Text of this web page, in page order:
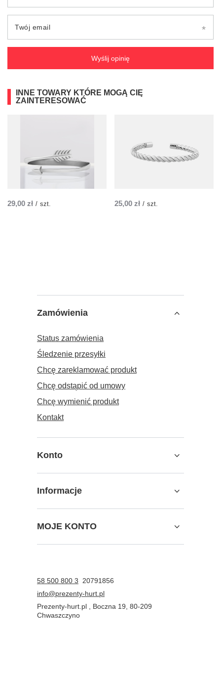
Twój email
Wyślij opinię
INNE TOWARY KTÓRE MOGĄ CIĘ
ZAINTERESOWAĆ
29,00 zł / szt. 25,00 zł / szt.
Zamówienia
Status zamówienia
Śledzenie przesyłki
Chcę zareklamować produkt
Chcę odstąpić od umowy
Chcę wymienić produkt
Kontakt
Konto
Informacje
MOJE KONTO
58 500 800 3
20791856
info@prezenty-hurt.pl
Prezenty-hurt.pl
Boczna 19 80-209
Chwaszczyno